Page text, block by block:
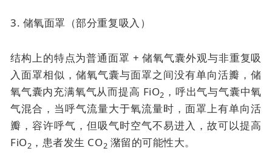
3. 储氧面罩（部分重复吸入）
结构上的特点为普通面罩 + 储氧气囊外观与非重复吸
入面罩相似，储氧气囊与面罩之间没有单向活瓣，储
氧气囊内充满氧气从而提高 FiO2 ，呼出气与气囊中氧
气混合，当呼气流量大于氧流量时，面罩上有单向活
瓣，容许呼气，但吸气时空气不易进入，故可以提高
FiO2 ，患者发生 CO2 潴留的可能性大。